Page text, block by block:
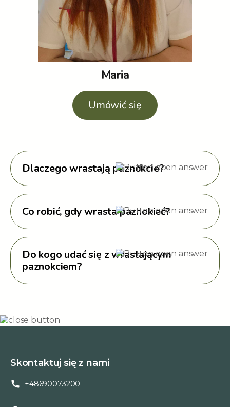
Maria
Umówić się
Dlaczego wrastają paznokcie?
Co robić, gdy wrasta paznokieć?
Do kogo udać się z wrastającym
paznokciem?
Skontaktuj się z nami
+48690073200